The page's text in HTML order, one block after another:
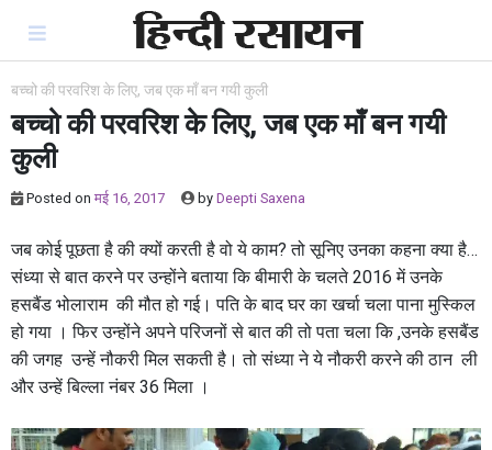
content
बच्चो की परवरिश के लिए, जब एक माँ बन गयी कुली
बच्चो की परवरिश के लिए, जब एक माँ बन गयी
कुली
Posted on मई 16, 2017 by Deepti Saxena
जब कोई पूछता है की क्यों करती है वो ये काम? तो सूनिए उनका कहना क्या है…
संध्या से बात करने पर उन्होंने बताया कि बीमारी के चलते 2016 में उनके
हसबैंड भोलाराम की मौत हो गई। पति के बाद घर का खर्चा चला पाना मुस्किल
हो गया । फिर उन्होंने अपने परिजनों से बात की तो पता चला कि ,उनके हसबैंड
की जगह उन्हें नौकरी मिल सकती है। तो संध्या ने ये नौकरी करने की ठान ली
और उन्हें बिल्ला नंबर 36 मिला ।